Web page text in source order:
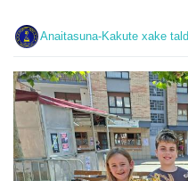
Anaitasuna-Kakute xake